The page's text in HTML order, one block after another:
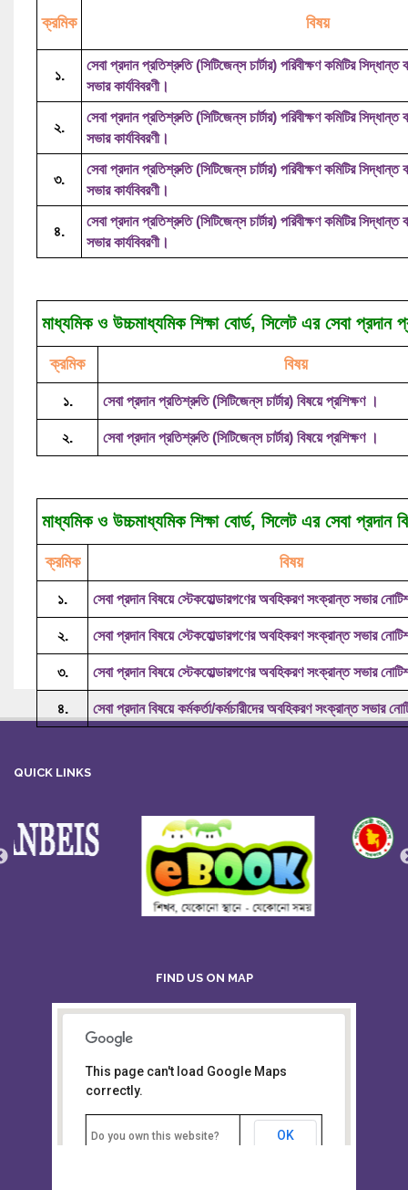
ক্রমিক বিষয়
১.
সেবা প্রদান প্রতিশ্রুতি (সিটিজেন্‌স চার্টার) পরিবীক্ষণ কমিটির সিদ্ধান্ত
সভার কার্যবিবরণী।
২.
সেবা প্রদান প্রতিশ্রুতি (সিটিজেন্‌স চার্টার) পরিবীক্ষণ কমিটির সিদ্ধান্ত
সভার কার্যবিবরণী।
৩.
সেবা প্রদান প্রতিশ্রুতি (সিটিজেন্‌স চার্টার) পরিবীক্ষণ কমিটির সিদ্ধান্ত
সভার কার্যবিবরণী।
৪.
সেবা প্রদান প্রতিশ্রুতি (সিটিজেন্‌স চার্টার) পরিবীক্ষণ কমিটির সিদ্ধান্ত
সভার কার্যবিবরণী।
মাধ্যমিক ও উচ্চমাধ্যমিক শিক্ষা বোর্ড, সিলেট এর সেবা
ক্রমিক বিষয়
১. সেবা প্রদান প্রতিশ্রুতি (সিটিজেন্‌স চার্টার) বিষয়ে প্রশিক্ষণ ।
২. সেবা প্রদান প্রতিশ্রুতি (সিটিজেন্‌স চার্টার) বিষয়ে প্রশিক্ষণ ।
মাধ্যমিক ও উচ্চমাধ্যমিক শিক্ষা বোর্ড, সিলেট এর সেবা প্রদান
ক্রমিক বিষয়
১. সেবা প্রদান বিষয়ে স্টেকহোল্ডারগণের অবহিকরণ সংক্রান্ত সভার
২. সেবা প্রদান বিষয়ে স্টেকহোল্ডারগণের অবহিকরণ সংক্রান্ত সভার
৩. সেবা প্রদান বিষয়ে স্টেকহোল্ডারগণের অবহিকরণ সংক্রান্ত সভার
৪. সেবা প্রদান বিষয়ে কর্মকর্তা/কর্মচারীদের অবহিকরণ সংক্রান্ত সভার
QUICK LINKS
Board of Intermediate &
Secondary Education, Alampur,
This page can't load Google Maps